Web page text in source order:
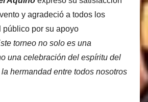
y agradeció a todos los
público por su apoyo
torneo no solo es una
una celebración del espíritu del
hermandad entre todos nosotros